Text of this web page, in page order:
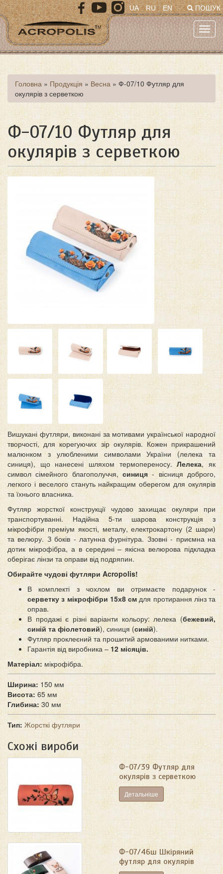
Перейти
до
основного
матеріалу
ПОШУК
UA RU EN
Ви
є
тут
Головна » Продукція » Весна » Ф-07/10 Футляр для
окулярів з серветкою
Ф-07/10 Футляр для
окулярів з серветкою
Вишукані футляри, виконані за мотивами української народної
творчості, для корегуючих зір окулярів. Кожен прикрашений
малюнком з улюбленими символами України (лелека та
синиця), що нанесені шляхом термопереносу.Лелека, як
символ сімейного благополуччя, синиця - вісниця доброго,
легкого і веселого стануть найкращим оберегом для окулярів
та їхнього власника.
Футляр жорсткої конструкції чудово захищає окуляри при
транспортуванні. Надійна 5-ти шарова конструкція з
мікрофібри преміум якості, металу, електрокартону (2 шари)
та велюру. З боків - латунна фурнітура. Ззовні - приємна на
дотик мікрофібра, а в середині – якісна велюрова підкладка
оберігає лінзи та оправи від подряпин.
Обирайте чудові футляри Acropolis!
В комплекті з чохлом ви отримаєте подарунок -
серветку з мікрофібри 15х8 см для протирання лінз та
оправ.
В продажі є різні варіанти кольору: лелека (бежевий,
синій та фіолетовий), синиця (синій).
Футляр проклеєний та прошитий армованими нитками.
Гарантія від виробника – 12 місяців.
Матеріал: мікрофібра.
Ширина: 150 мм
Висота: 65 мм
Глибина: 30 мм
Тип: Жорсткі футляри
Схожі вироби
Ф-07/39 Футляр для
окулярів з серветкою
Детальніше
Ф-07/46ш Шкіряний
футляр для окулярів